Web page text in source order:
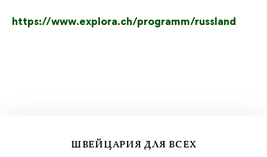
https://www.explora.ch/programm/russland
ШВЕЙЦАРИЯ ДЛЯ ВСЕХ